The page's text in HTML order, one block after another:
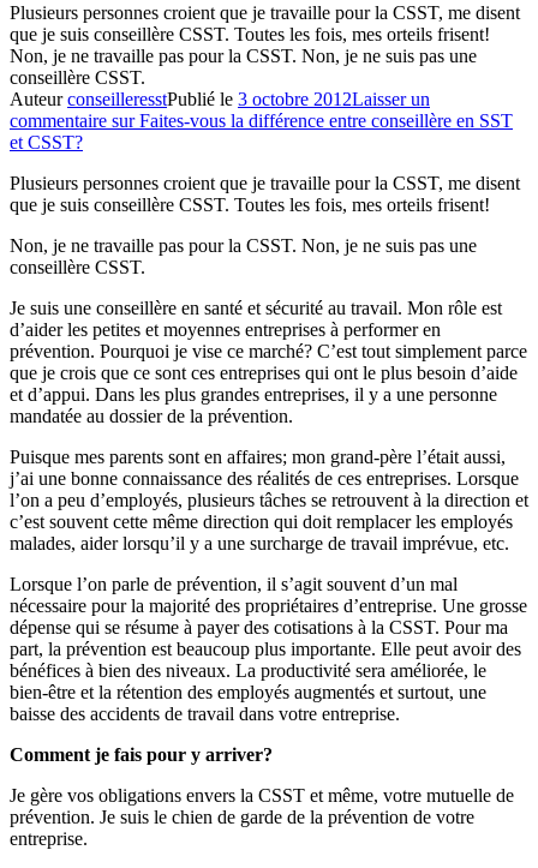
Plusieurs personnes croient que je travaille pour la CSST, me disent
que je suis conseillère CSST. Toutes les fois, mes orteils frisent!
Non, je ne travaille pas pour la CSST. Non, je ne suis pas une
conseillère CSST.
AuteurconseilleresstPublié le 3 octobre 2012Laisser un
commentaire sur Faites-vous la différence entre conseillère en SST
et CSST?
Plusieurs personnes croient que je travaille pour la CSST, me disent
que je suis conseillère CSST. Toutes les fois, mes orteils frisent!
Non, je ne travaille pas pour la CSST. Non, je ne suis pas une
conseillère CSST.
Je suis une conseillère en santé et sécurité au travail. Mon rôle est
d’aider les petites et moyennes entreprises à performer en
prévention. Pourquoi je vise ce marché? C’est tout simplement parce
que je crois que ce sont ces entreprises qui ont le plus besoin d’aide
et d’appui. Dans les plus grandes entreprises, il y a une personne
mandatée au dossier de la prévention.
Puisque mes parents sont en affaires; mon grand-père l’était aussi,
j’ai une bonne connaissance des réalités de ces entreprises. Lorsque
l’on a peu d’employés, plusieurs tâches se retrouvent à la direction et
c’est souvent cette même direction qui doit remplacer les employés
malades, aider lorsqu’il y a une surcharge de travail imprévue, etc.
Lorsque l’on parle de prévention, il s’agit souvent d’un mal
nécessaire pour la majorité des propriétaires d’entreprise. Une grosse
dépense qui se résume à payer des cotisations à la CSST. Pour ma
part, la prévention est beaucoup plus importante. Elle peut avoir des
bénéfices à bien des niveaux. La productivité sera améliorée, le
bien-être et la rétention des employés augmentés et surtout, une
baisse des accidents de travail dans votre entreprise.
Comment je fais pour y arriver?
Je gère vos obligations envers la CSST et même, votre mutuelle de
prévention. Je suis le chien de garde de la prévention de votre
entreprise.